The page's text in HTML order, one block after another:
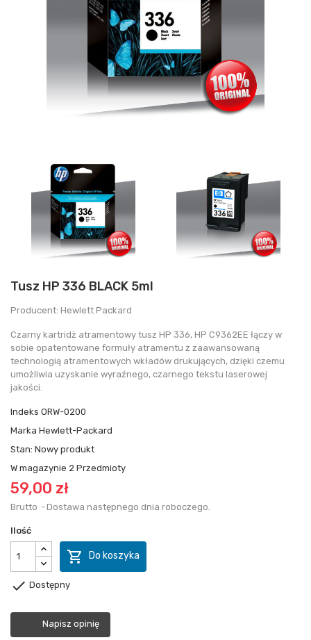
Tusz HP 336 BLACK 5ml
Producent: Hewlett Packard
Czarny kartridż atramentowy tusz HP 336, HP C9362EE łączy w
sobie opatentowane formuły atramentu z zaawansowaną
technologią atramentowych wkładów drukujących, dzięki czemu
umożliwia uzyskanie wyraźnego, czarnego tekstu laserowej
jakości.
Indeks ORW-0200
Marka Hewlett-Packard
Stan: Nowy produkt
W magazynie 2 Przedmioty
59,00 zł
Brutto Dostawa następnego dnia roboczego.
Ilość
 Do koszyka
 Dostępny
Napisz opinię